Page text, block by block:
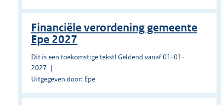
Financiële verordening gemeente
Epe 2027
Dit is een toekomstige tekst! Geldend vanaf 01-01-
2027
Uitgegeven door: Epe